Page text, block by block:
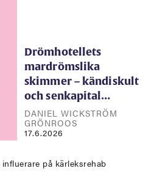
Drömhotellets
mardrömslika
skimmer – kändiskult
och senkapital…
DANIEL WICKSTRÖM
GRÖNROOS
17.6.2026
på kärleksrehab